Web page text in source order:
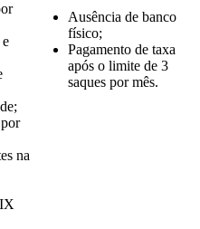
na
Ausência de banco
físico;
Pagamento de taxa
após o limite de 3
saques por mês.